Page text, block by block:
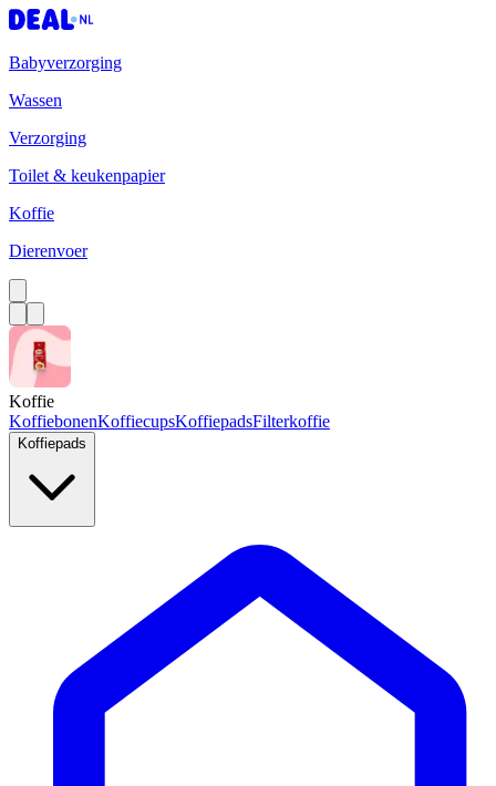
Babyverzorging
Wassen
Verzorging
Toilet & keukenpapier
Koffie
Dierenvoer
Koffie
KoffiebonenKoffiecupsKoffiepadsFilterkoffie
Koffiepads